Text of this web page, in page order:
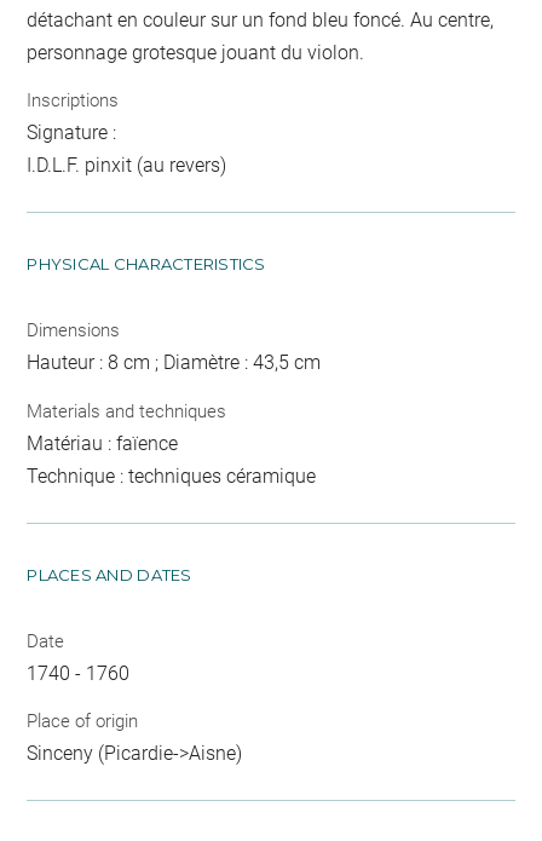
détachant en couleur sur un fond bleu foncé. Au centre,
personnage grotesque jouant du violon.
Inscriptions
Signature :
I.D.L.F. pinxit (au revers)
PHYSICAL CHARACTERISTICS
Dimensions
Hauteur : 8 cm ; Diamètre : 43,5 cm
Materials and techniques
Matériau : faïence
Technique : techniques céramique
PLACES AND DATES
Date
1740 - 1760
Place of origin
Sinceny (Picardie->Aisne)